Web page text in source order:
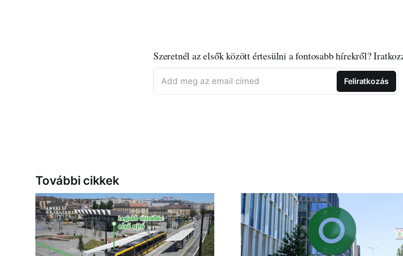
Szeretnél az elsők között értesülni a fontosabb hírekről?
Add meg az email címed Feliratkozás
További cikkek